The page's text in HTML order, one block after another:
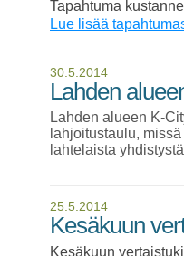
Tapahtuma
Lue lisää
30.5.2014
Lahden
Lahden alueen K-
lahjoitustaulu,
lahtelaista
25.5.2014
Kesäkuun
Kesäkuun